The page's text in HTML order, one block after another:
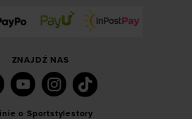
ZNAJDŹ NAS
o Sportstylestory